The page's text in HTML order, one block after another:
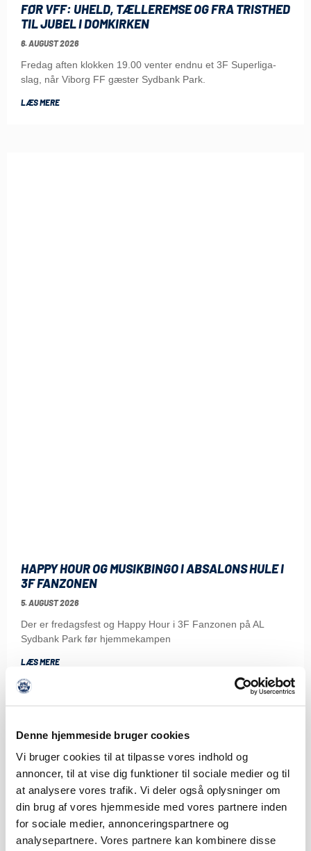
Denne hjemmeside bruger cookies
Vi bruger cookies til at tilpasse vores indhold og
annoncer, til at vise dig funktioner til sociale medier og til
at analysere vores trafik. Vi deler også oplysninger om
din brug af vores hjemmeside med vores partnere inden
for sociale medier, annonceringspartnere og
analysepartnere. Vores partnere kan kombinere disse
FØR VFF: UHELD, TÆLLEREMSE OG FRA TRISTHED
TIL JUBEL I DOMKIRKEN
6. AUGUST 2026
Fredag aften klokken 19.00 venter endnu et 3F Superliga-
slag, når Viborg FF gæster Sydbank Park.
LÆS MERE
HAPPY HOUR OG MUSIKBINGO I ABSALONS HULE I
3F FANZONEN
5. AUGUST 2026
Der er fredagsfest og Happy Hour i 3F Fanzonen på AL
Sydbank Park før hjemmekampen
LÆS MERE